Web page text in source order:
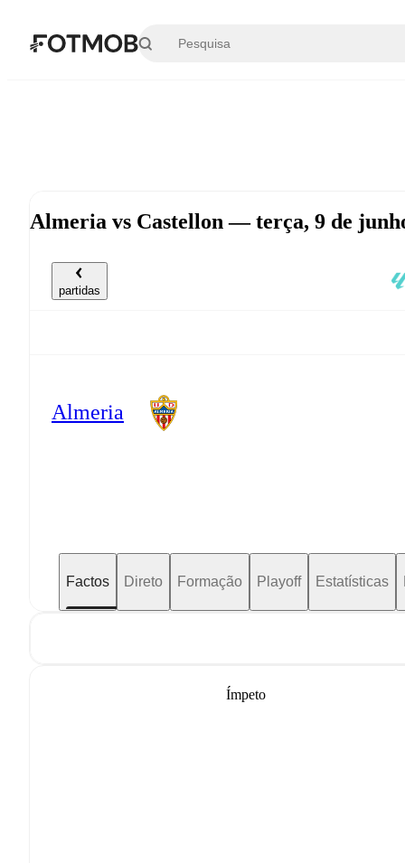
Almeria vs Castellon — terça, 9 de
partidas
Almeria
Factos Direto Formação Playoff Estatísticas
Ímpeto